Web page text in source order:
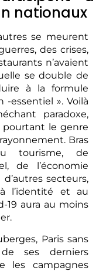
nationaux
se meurent
des crises,
n’avaient
se double de
à la formule
essentiel ». Voilà
paradoxe,
pourtant le genre
Bras
tourisme, de
de l’économie
secteurs,
l’identité et au
19 aura au moins
Paris sans
ses derniers
les campagnes